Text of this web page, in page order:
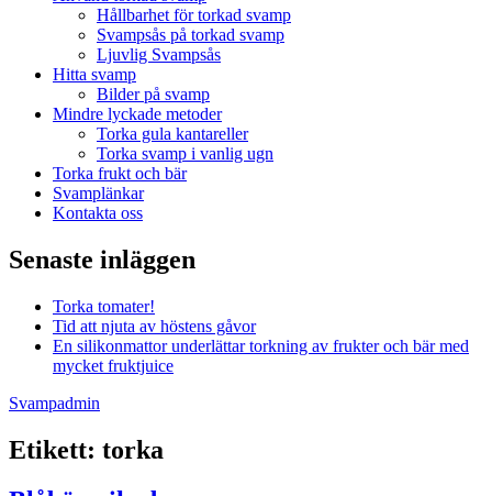
Hållbarhet för torkad svamp
Svampsås på torkad svamp
Ljuvlig Svampsås
Hitta svamp
Bilder på svamp
Mindre lyckade metoder
Torka gula kantareller
Torka svamp i vanlig ugn
Torka frukt och bär
Svamplänkar
Kontakta oss
Senaste inläggen
Torka tomater!
Tid att njuta av höstens gåvor
En silikonmattor underlättar torkning av frukter och bär med
mycket fruktjuice
Svampadmin
Etikett: torka